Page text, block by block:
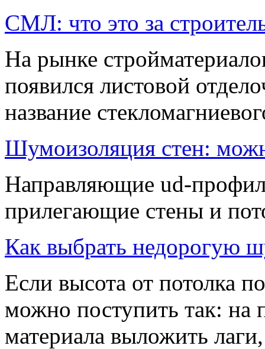
СМЛ: что это за
На рынке
появился листовой
название
Шумоизоляция стен:
Направляющие ud-
прилегающие стены и
Как выбрать недорогую
Если высота от потолка
можно поступить так: на
материала выложить